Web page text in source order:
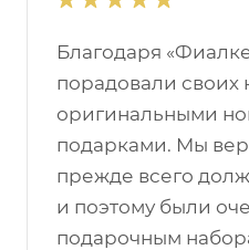
Благодаря
порадовали своих
оригинальными
подарками. Мы
прежде всего
и поэтому были
подарочным